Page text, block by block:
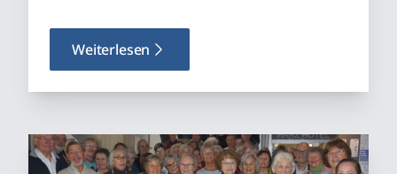
Weiterlesen